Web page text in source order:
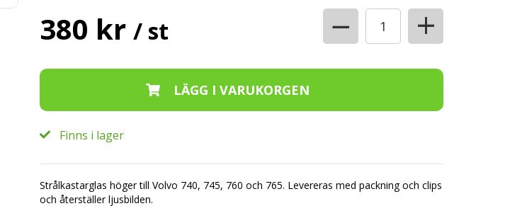
380 kr / st − +
Finns i lager
Strålkastarglas höger till Volvo 740, 745, 760 och 765. Levereras med packning och clips
och återställer ljusbilden.